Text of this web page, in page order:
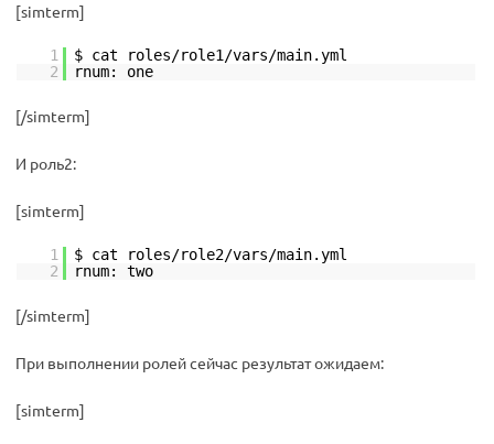
[simterm]
1
$ cat roles/role1/vars/main.yml
2
rnum: one
[/simterm]
И роль2:
[simterm]
1
$ cat roles/role2/vars/main.yml
2
rnum: two
[/simterm]
При выполнении ролей сейчас результат ожидаем:
[simterm]